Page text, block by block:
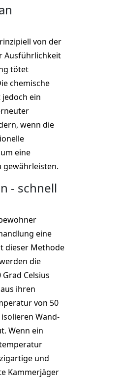
von der
Ausführlichkeit
tötet
chemische
ein
wenn die
eine
gewährleisten.
- schnell
eine
dieser Methode
die
Celsius
ihren
von 50
Wand-
Wenn ein
und
Kammerjäger